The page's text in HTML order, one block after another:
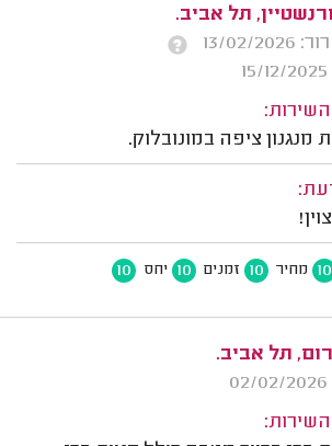
תל אביב.
02/2026
מנגנון ציפה במונובלוק.
10 מחיר 10 זמנים 10 יחס 10
תל אביב.